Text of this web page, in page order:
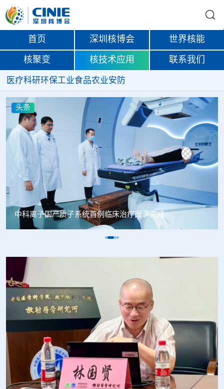
首页 深圳核博会 世界核能
核聚变 核技术应用 联系我们
医疗科研环保工业食品农业安防
头条
韩国忠清北道上半年农水产品放射性检测结果